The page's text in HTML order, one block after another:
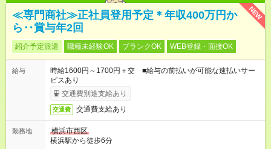
NEW
≪専門商社≫正社員登用予定＊年収400万円か
ら‥賞与年2回
紹介予定派遣 職種未経験OK ブランクOK WEB登録・面接OK
給与
時給1600円～1700円＋交 ■給与の前払いが可能な速払いサー
ビスあり
交通費別途支給あり
交通費 交通費支給あり
勤務地
横浜市西区
横浜駅から徒歩6分